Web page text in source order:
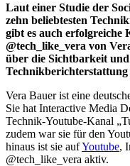
Laut einer Studie der
zehn beliebtesten
gibt es auch erfolgreiche
@tech_like_vera von
über die Sichtbarkeit
Technikberichterstattung
Vera Bauer ist eine
Sie hat Interactive Media
Technik-Youtube-Kanal
zudem war sie für den
hinaus ist sie aufYoutube,
@tech_like_vera aktiv.